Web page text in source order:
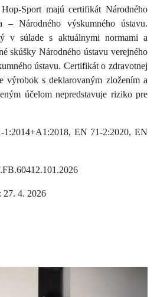
Sport majú certifikát Národného
– Národného výskumného ústavu.
v súlade s aktuálnymi normami a
skúšky Národného ústavu verejného
ústavu. Certifikát o zdravotnej
výrobok s deklarovaným zložením a
účelom nepredstavuje riziko pre
1:2014+A1:2018, EN 71-2:2020, EN
27. 4. 2026